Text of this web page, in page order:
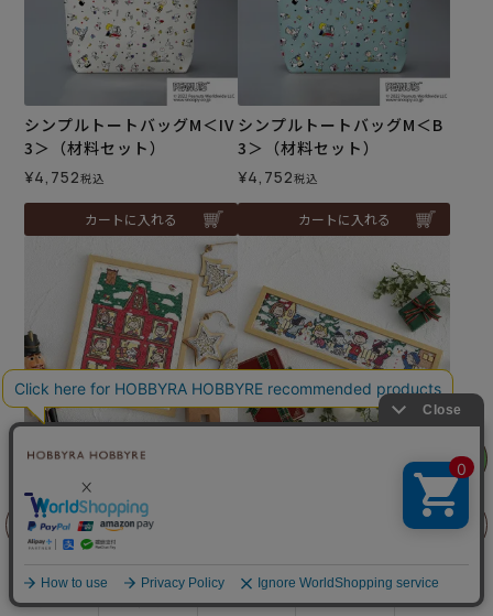
商品を探す 手芸を学ぶ ガイド 店舗情報 ログイン
前に戻る
フェア
シンプルトートバッグM＜IV
3＞（材料セット）
¥4,752税込
カートに入れる
シンプルトートバッグM＜B
3＞（材料セット）
¥4,752税込
カートに入れる
難易度：
クロスステッチフレーム＜
スヌーピーのクリスマスハ
ウス＞
¥10,560税込
クロスステッチフレーム＜
スヌーピーと雪だるま＞